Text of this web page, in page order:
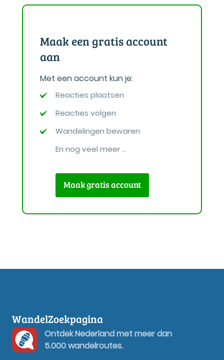
Maak een gratis account
aan
Met een account kun je:
Reacties plaatsen
Reacties volgen
Wandelingen bewaren
En nog veel meer ...
Maak gratis account
WandelZoekpagina
Ontdek Nederland met meer dan
5.000 wandelroutes.